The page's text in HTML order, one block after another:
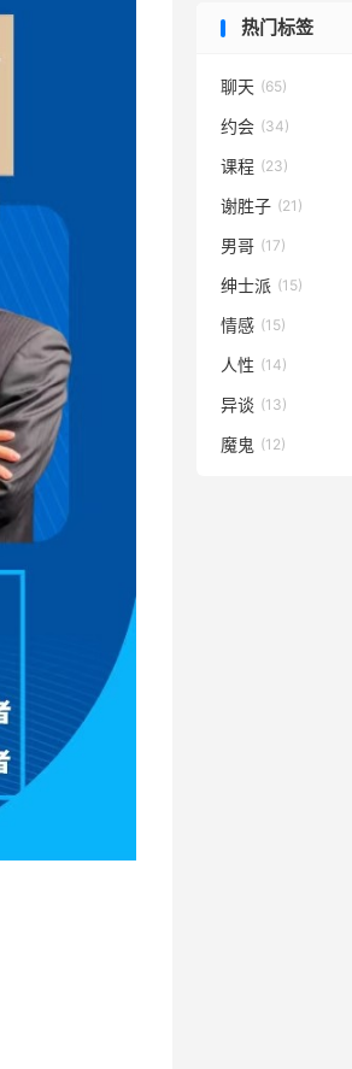
热门标签
聊天 (65)
约会 (34)
课程 (23)
谢胜子 (21)
男哥 (17)
绅士派 (15)
情感 (15)
人性 (14)
异谈 (13)
魔鬼 (12)